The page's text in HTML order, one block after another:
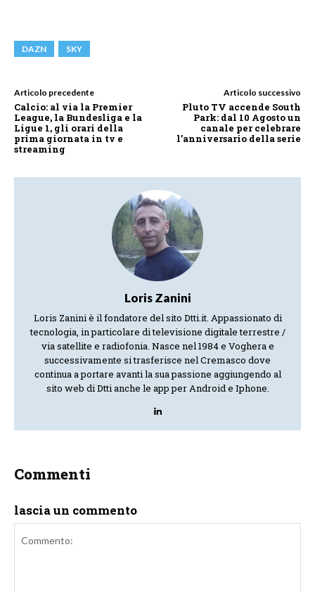
DAZN SKY
Articolo precedente
Calcio: al via la Premier
League, la Bundesliga e la
Ligue 1, gli orari della
prima giornata in tv e
streaming
Articolo successivo
Pluto TV accende South
Park: dal 10 Agosto un
canale per celebrare
l’anniversario della serie
Loris Zanini
Loris Zanini è il fondatore del sito Dtti.it. Appassionato di
tecnologia, in particolare di televisione digitale terrestre /
via satellite e radiofonia. Nasce nel 1984 e Voghera e
successivamente si trasferisce nel Cremasco dove
continua a portare avanti la sua passione aggiungendo al
sito web di Dtti anche le app per Android e Iphone.
Commenti
lascia un commento